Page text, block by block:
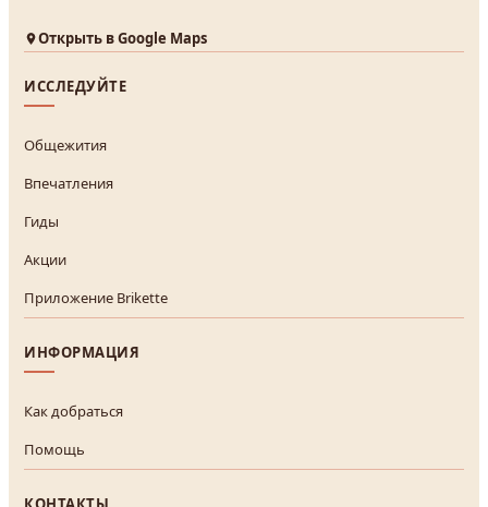
Открыть в Google Maps
ИССЛЕДУЙТЕ
Общежития
Впечатления
Гиды
Акции
Приложение Brikette
ИНФОРМАЦИЯ
Как добраться
Помощь